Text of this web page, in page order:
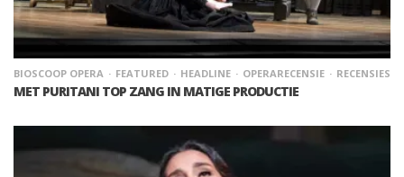
BIOSCOOP OPERA FEATURED HEADLINE OPERARECENSIE RECENSIES
MET PURITANI TOP ZANG IN MATIGE PRODUCTIE